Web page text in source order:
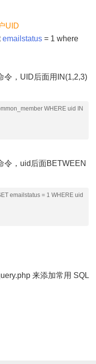
UID
emailstatus = 1 where
令，UID后面用IN(1,2,3)
WHERE uid IN
令，uid后面BETWEEN
emailstatus = 1 WHERE uid
来添加常用 SQL